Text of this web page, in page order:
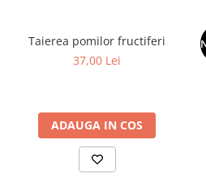
Taierea pomilor fructiferi
37,00 Lei
ADAUGA IN COS